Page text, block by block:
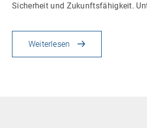
Sicherheit und Zukunftsfähigkeit.
Weiterlesen